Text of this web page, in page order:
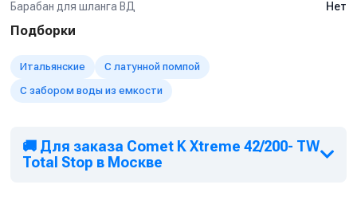
Барабан для шланга ВД
Нет
Подборки
Итальянские
С латунной помпой
С забором воды из емкости
🚚 Для заказа Comet K Xtreme 42/200- TW
Total Stop в Москве